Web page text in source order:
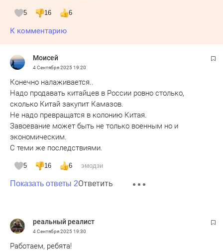
5 16 6
К комментарию
Моисей
4 Сентября 202519:20
Конечно налаживается..
Надо продавать китайцев в России ровно столько,
сколько Китай закупит Камазов.
Не надо превращатся в колонию Китая.
Завоевание может быть не только военным но и
экономическим.
С теми же последствиями.
5 16 6 эмодзи
Показать ответы 2Ответить
реальный реалист
4 Сентября 202519:30
Работаем, ребята!